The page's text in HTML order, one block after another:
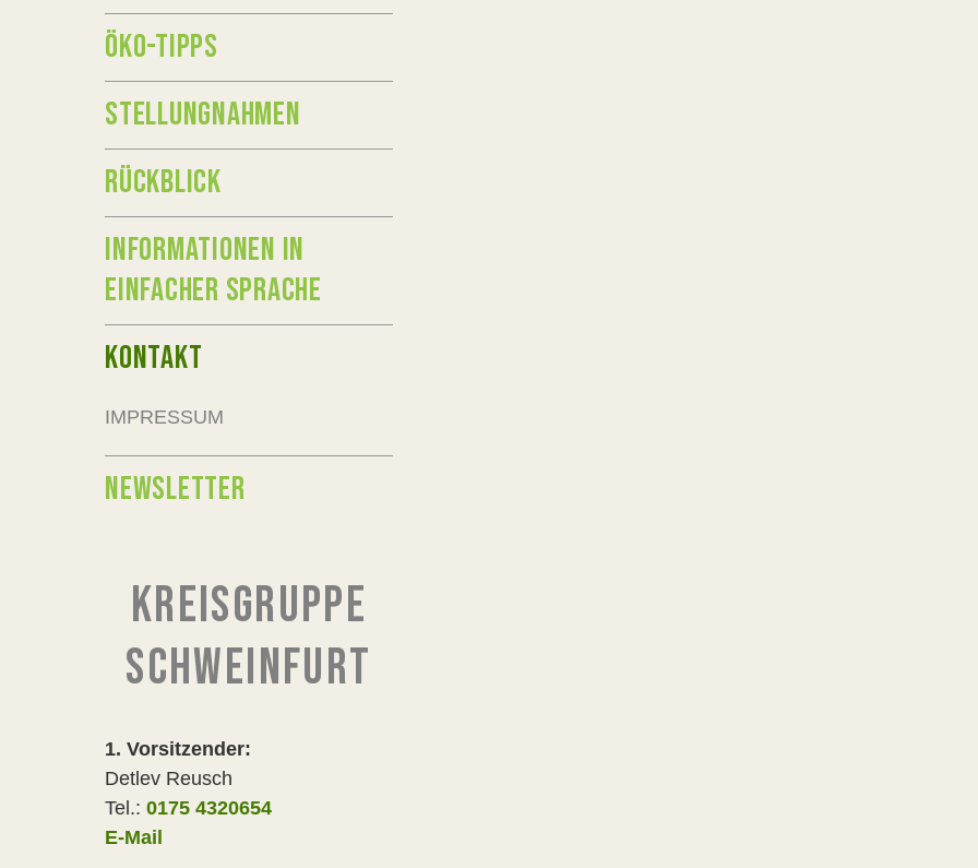
ÖKO-TIPPS
STELLUNGNAHMEN
RÜCKBLICK
INFORMATIONEN IN
EINFACHER SPRACHE
KONTAKT
IMPRESSUM
NEWSLETTER
KREISGRUPPE
SCHWEINFURT
1. Vorsitzender:
Detlev Reusch
Tel.: 0175 4320654
E-Mail